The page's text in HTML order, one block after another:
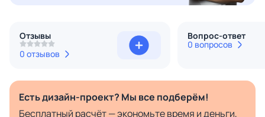
Отзывы
0 отзывов
Вопрос-ответ
0 вопросов
Есть дизайн-проект? Мы все подберём!
Бесплатный расчёт — экономьте время и деньги,